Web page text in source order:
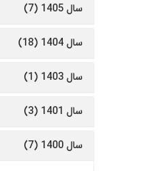
سال 1405 (7)
سال 1404 (18)
سال 1403 (1)
سال 1401 (3)
سال 1400 (7)